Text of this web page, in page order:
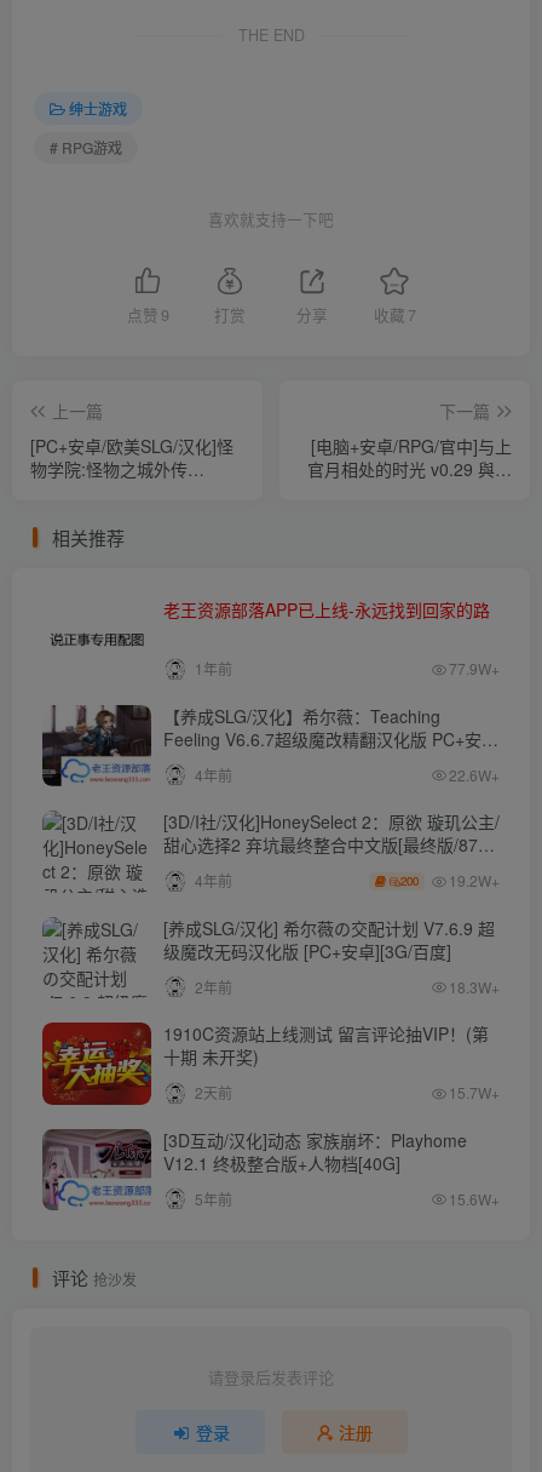
THE END
绅士游戏
# RPG游戏
喜欢就支持一下吧
点赞 9 打赏 分享 收藏 7
上一篇
[PC+安卓/欧美SLG/汉化]怪
物学院:怪物之城外传
盘+1910盘][800M]
下一篇
[电脑+安卓/RPG/官中]与上
官月相处的时光 v0.29 與上
相关推荐
老王资源部落APP已上线-永远找到回家的路
1年前 77.9W+
【养成SLG/汉化】希尔薇：Teaching
Feeling V6.6.7超级魔改精翻汉化版 PC+安卓
【4.3G】
4年前 22.6W+
[3D/I社/汉化]HoneySelect 2：原欲 璇玑公主/
甜心选择2 弃坑最终整合中文版[最终版/87G/
秒传]
4年前 200 19.2W+
[养成SLG/汉化] 希尔薇の交配计划 V7.6.9 超
级魔改无码汉化版 [PC+安卓][3G/百度]
2年前 18.3W+
1910C资源站上线测试 留言评论抽VIP！(第
十期 未开奖)
2天前 15.7W+
[3D互动/汉化]动态 家族崩坏：Playhome
V12.1 终极整合版+人物档[40G]
5年前 15.6W+
评论 抢沙发
请登录后发表评论
登录 注册